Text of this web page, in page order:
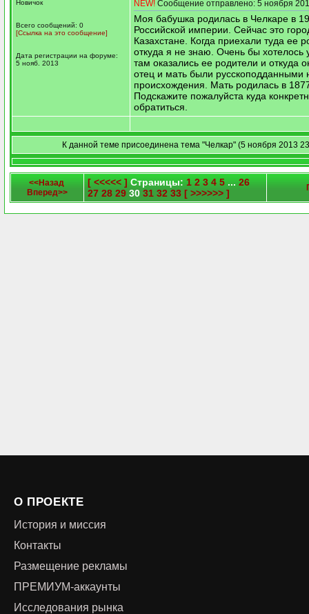
Новичок
Всего сообщений: 0
[Ссылка на это сообщение]
Дата регистрации на форуме:
5 нояб. 2013
NEW! Сообщение отправлено: 5 ноября
Моя бабушка родилась в Челкаре в
Российской империи. Сейчас это
Казахстане. Когда приехали туда ее
откуда я не знаю. Очень бы хотелось
там оказались ее родители и откуда
отец и мать были русскоподданными
происхождения. Мать родилась в
Подскажите пожалуйста куда
обратиться.
К данной теме присоединена тема "Челкар" (5 ноября 2013
<<Назад
Вперед>>
[ <<<<< ] Страницы: 1 2 3 4 5 ... 26
27 28 29 30 31 32 33 [ >>>>>> ]
О ПРОЕКТЕ
История и миссия
Контакты
Размещение рекламы
ПРЕМИУМ-аккаунты
Исследования рынка